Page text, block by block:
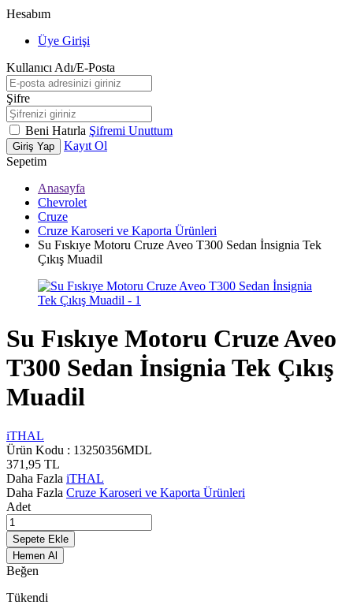
Hesabım
Üye Girişi
Kullanıcı Adı/E-Posta
Şifre
Beni Hatırla Şifremi Unuttum
Giriş Yap
Kayıt Ol
Sepetim
Anasayfa
Chevrolet
Cruze
Cruze Karoseri ve Kaporta Ürünleri
Su Fıskıye Motoru Cruze Aveo T300 Sedan İnsignia Tek
Çıkış Muadil
Su Fıskıye Motoru Cruze Aveo
T300 Sedan İnsignia Tek Çıkış
Muadil
iTHAL
Ürün Kodu : 13250356MDL
371,95 TL
Daha Fazla iTHAL
Daha Fazla Cruze Karoseri ve Kaporta Ürünleri
Adet
Sepete Ekle
Hemen Al
Beğen
Tükendi